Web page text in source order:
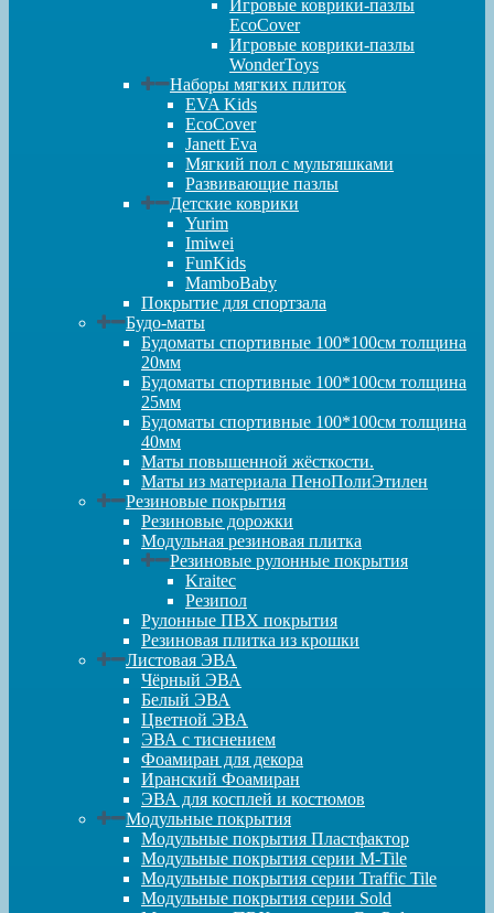
Игровые коврики-пазлы
EcoCover
Игровые коврики-пазлы
WonderToys
Наборы мягких плиток
EVA Kids
EcoCover
Janett Eva
Мягкий пол с мультяшками
Развивающие пазлы
Детские коврики
Yurim
Imiwei
FunKids
MamboBaby
Покрытие для спортзала
Будо-маты
Будоматы спортивные 100*100см толщина
20мм
Будоматы спортивные 100*100см толщина
25мм
Будоматы спортивные 100*100см толщина
40мм
Маты повышенной жёсткости.
Маты из материала ПеноПолиЭтилен
Резиновые покрытия
Резиновые дорожки
Модульная резиновая плитка
Резиновые рулонные покрытия
Kraitec
Резипол
Рулонные ПВХ покрытия
Резиновая плитка из крошки
Листовая ЭВА
Чёрный ЭВА
Белый ЭВА
Цветной ЭВА
ЭВА с тиснением
Фоамиран для декора
Иранский Фоамиран
ЭВА для косплей и костюмов
Модульные покрытия
Модульные покрытия Пластфактор
Модульные покрытия серии M-Tile
Модульные покрытия серии Traffic Tile
Модульные покрытия серии Sold